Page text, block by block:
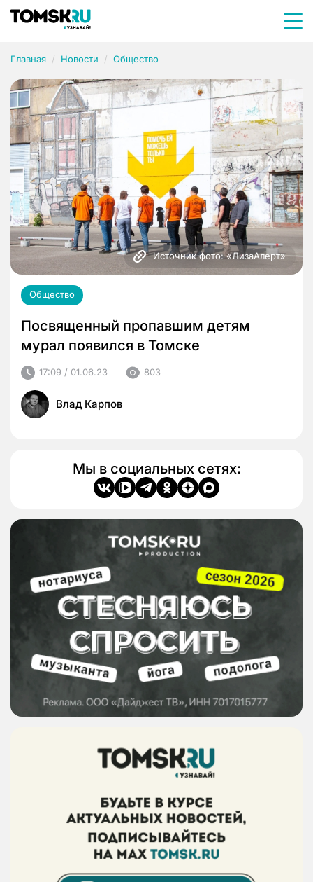
Главная Новости Общество
Источник фото: «ЛизаАлерт»
Общество
Посвященный пропавшим детям
мурал появился в Томске
17:09 / 01.06.23 803
Влад Карпов
Мы в социальных сетях: